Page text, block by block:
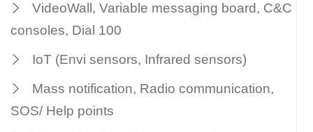
VideoWall, Variable messaging board, C&C
consoles, Dial 100
IoT (Envi sensors, Infrared sensors)
Mass notification, Radio communication,
SOS/ Help points